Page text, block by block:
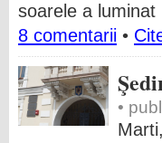
soarele a
8 comentarii •
•